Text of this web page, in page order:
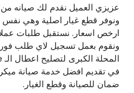
عزيزي العميل نقدم لك صيانه من
ونوفر قطع غيار اصلية وهي نفس
ارخص اسعار. نستقبل طلبات
ونقوم بعمل تسجيل لاي طلب
في تقديم افضل خدمة صيانة
ضمان للصيانة وقطع الغيار.